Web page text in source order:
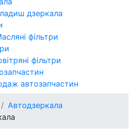
дзеркала
фільтри
фільтри
автозапчастин
Автодзеркала